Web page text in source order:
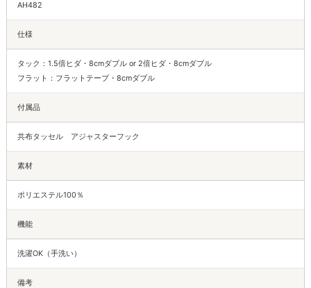
AH482
仕様
タック：1.5倍ヒダ・8cmダブル or 2倍ヒダ・8cmダブル
フラット：フラットテープ・8cmダブル
付属品
共布タッセル アジャスターフック
素材
ポリエステル100％
機能
洗濯OK（手洗い）
備考